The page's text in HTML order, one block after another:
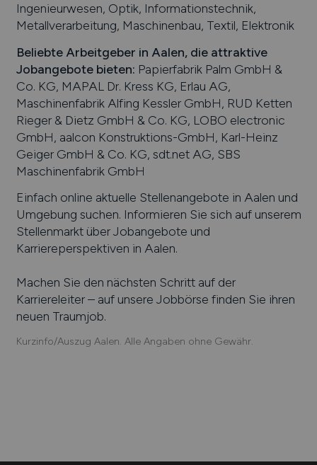
Ingenieurwesen, Optik, Informationstechnik,
Metallverarbeitung, Maschinenbau, Textil, Elektronik
Beliebte Arbeitgeber in Aalen, die attraktive
Jobangebote bieten: Papierfabrik Palm GmbH &
Co. KG, MAPAL Dr. Kress KG, Erlau AG,
Maschinenfabrik Alfing Kessler GmbH, RUD Ketten
Rieger & Dietz GmbH & Co. KG, LOBO electronic
GmbH, aalcon Konstruktions-GmbH, Karl-Heinz
Geiger GmbH & Co. KG, sdt.net AG, SBS
Maschinenfabrik GmbH
Einfach online aktuelle Stellenangebote in Aalen und
Umgebung suchen. Informieren Sie sich auf unserem
Stellenmarkt über Jobangebote und
Karriereperspektiven in Aalen.
Machen Sie den nächsten Schritt auf der
Karriereleiter – auf unsere Jobbörse finden Sie ihren
neuen Traumjob.
Kurzinfo/Auszug Aalen. Alle Angaben ohne Gewähr.